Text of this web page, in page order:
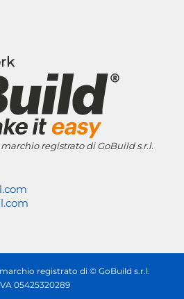
marchio registratodi GoBuild s.r.l.
registrato di © GoBuild s.r.l.
05425320289